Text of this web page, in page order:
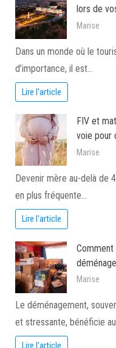
lors de
Marise
Dans un monde où le
d’importance, il est…
Lire l'article
FIV et
voie pour
Marise
Devenir mère au-delà de
en plus fréquente…
Lire l'article
Comment
Marise
Le déménagement,
et stressante, bénéficie
Lire l'article